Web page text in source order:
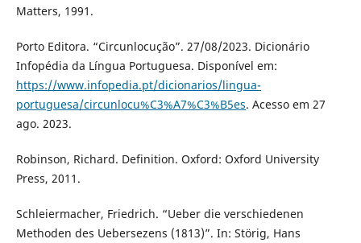
Matters, 1991.
Porto Editora. “Circunlocução”. 27/08/2023. Dicionário
Infopédia da Língua Portuguesa. Disponível em:
https://www.infopedia.pt/dicionarios/lingua-
portuguesa/circunlocu%C3%A7%C3%B5es. Acesso em 27
ago. 2023.
Robinson, Richard. Definition. Oxford: Oxford University
Press, 2011.
Schleiermacher, Friedrich. “Ueber die verschiedenen
Methoden des Uebersezens (1813)”. In: Störig, Hans